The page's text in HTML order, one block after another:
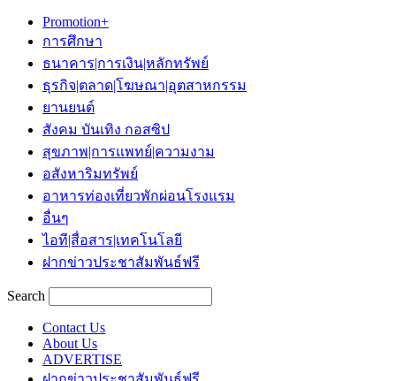
Promotion+
การศึกษา
ธนาคาร|การเงิน|หลักทรัพย์
ธุรกิจ|ตลาด|โฆษณา|อุตสาหกรรม
ยานยนต์
สังคม บันเทิง กอสซิป
สุขภาพ|การแพทย์|ความงาม
อสังหาริมทรัพย์
อาหารท่องเที่ยวพักผ่อนโรงแรม
อื่นๆ
ไอที|สื่อสาร|เทคโนโลยี
ฝากข่าวประชาสัมพันธ์ฟรี
Search
Contact Us
About Us
ADVERTISE